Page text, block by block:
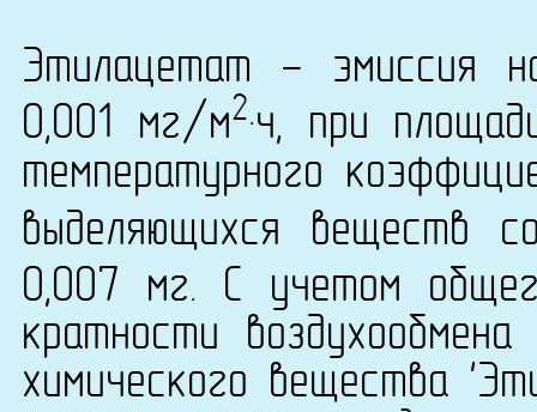
Этилацетат - эмиссия
0,001 мг/м2·ч, при
температурного
выделяющихся веществ
0,007 мг. С учетом
кратности
химического вещества